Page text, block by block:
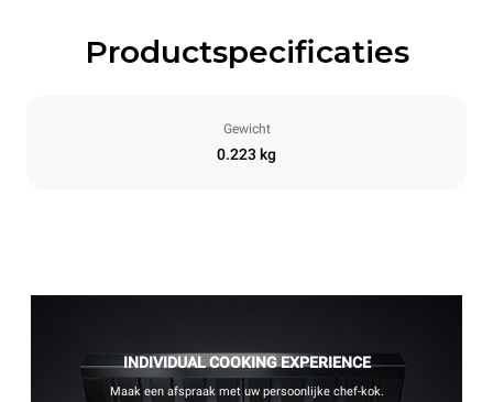
Productspecificaties
Gewicht
0.223 kg
INDIVIDUAL COOKING EXPERIENCE
Maak een afspraak met uw persoonlijke chef-kok.